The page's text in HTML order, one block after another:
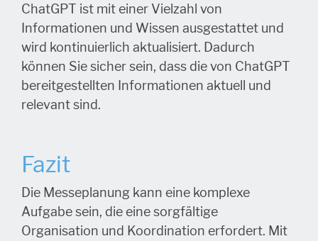
ChatGPT ist mit einer Vielzahl von
Informationen und Wissen ausgestattet und
wird kontinuierlich aktualisiert. Dadurch
können Sie sicher sein, dass die von ChatGPT
bereitgestellten Informationen aktuell und
relevant sind.
Fazit
Die Messeplanung kann eine komplexe
Aufgabe sein, die eine sorgfältige
Organisation und Koordination erfordert. Mit